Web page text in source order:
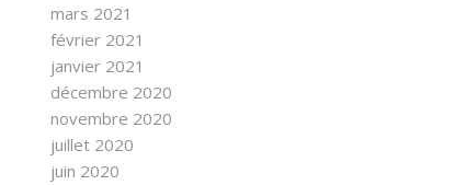
mars 2021
février 2021
janvier 2021
décembre 2020
novembre 2020
juillet 2020
juin 2020